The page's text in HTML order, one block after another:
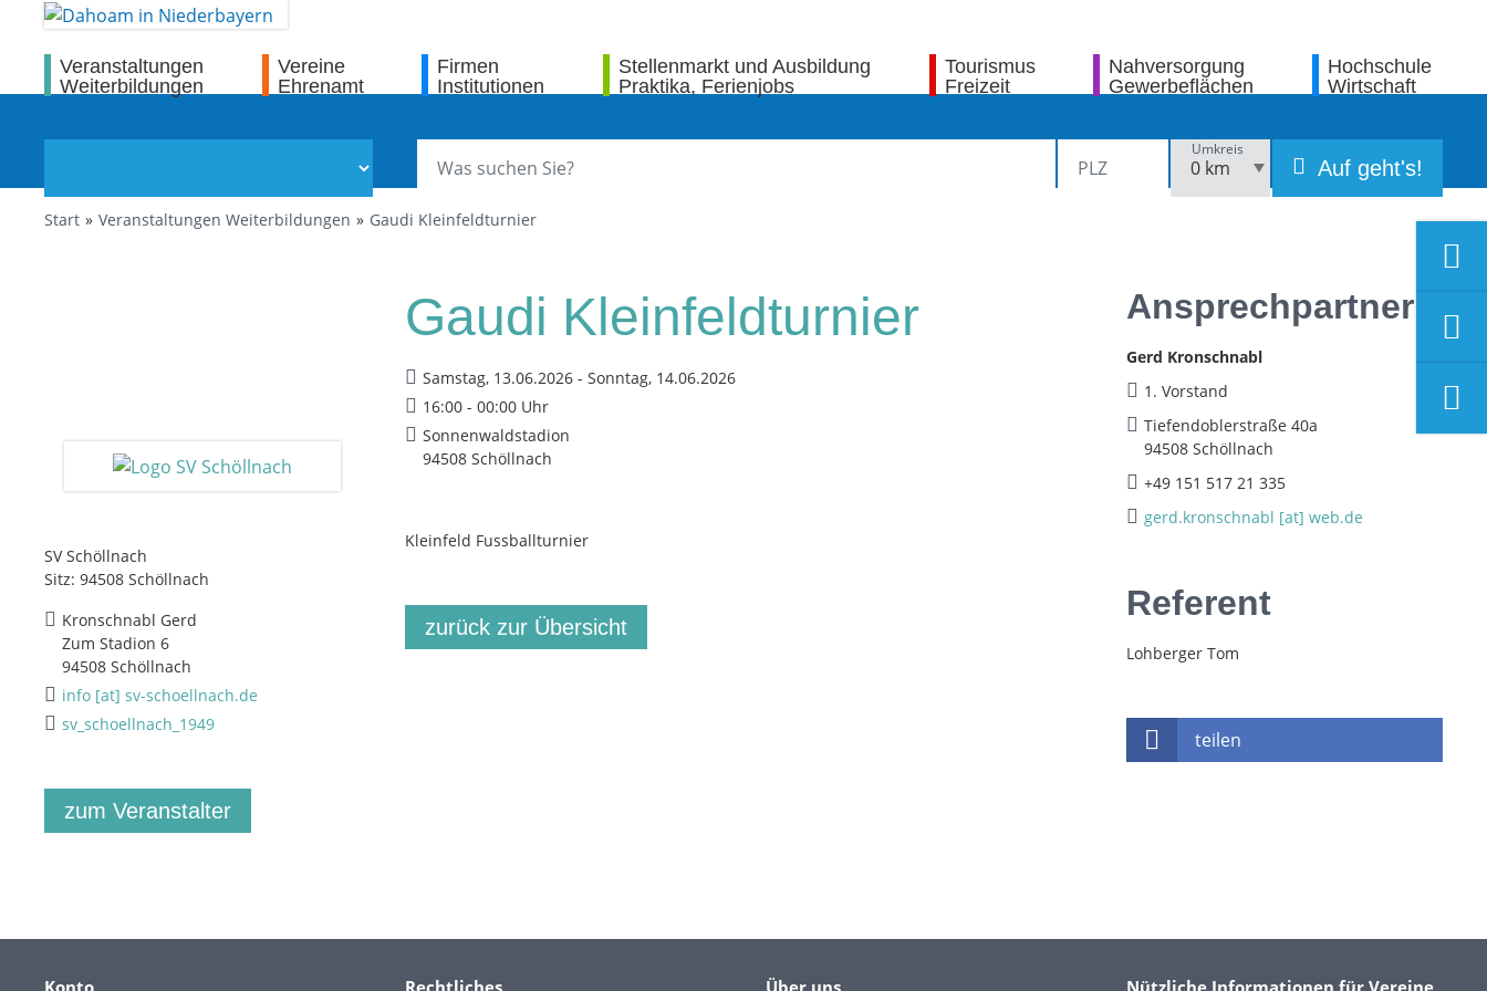
Veranstaltungen
Weiterbildungen
Vereine
Ehrenamt
Firmen
Institutionen
Stellenmarkt und Ausbildung
Praktika, Ferienjobs
Tourismus
Freizeit
Nahversorgung
Gewerbeflächen
Hochschule
Wirtschaft
Umkreis
Auf geht's!
Start Veranstaltungen Weiterbildungen Gaudi Kleinfeldturnier
SV Schöllnach
Sitz: 94508 Schöllnach
Kronschnabl Gerd
Zum Stadion 6
94508 Schöllnach
info [at] sv-schoellnach.de
sv_schoellnach_1949
zum Veranstalter
Gaudi Kleinfeldturnier
Samstag, 13.06.2026 - Sonntag, 14.06.2026
16:00 - 00:00 Uhr
Sonnenwaldstadion
94508 Schöllnach
Kleinfeld Fussballturnier
zurück zur Übersicht
Ansprechpartner
Gerd Kronschnabl
1. Vorstand
Tiefendoblerstraße 40a
94508 Schöllnach
+49 151 517 21 335
gerd.kronschnabl [at] web.de
Referent
Lohberger Tom
teilen